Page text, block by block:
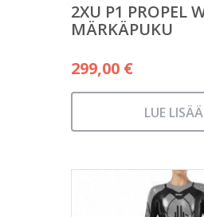
2XU P1 PROPEL
MÄRKÄPUKU
299,00 €
LUE